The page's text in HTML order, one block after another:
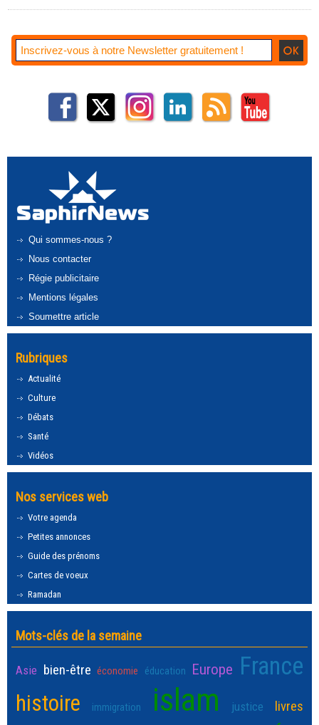
Qui sommes-nous ?
Nous contacter
Régie publicitaire
Mentions légales
Soumettre article
Rubriques
Actualité
Culture
Débats
Santé
Vidéos
Nos services web
Votre agenda
Petites annonces
Guide des prénoms
Cartes de voeux
Ramadan
Mots-clés de la semaine
Asie bien-être économie éducation Europe France
histoire immigration islam justice livres